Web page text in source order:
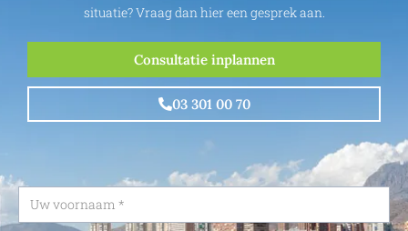
situatie? Vraag dan hier een gesprek aan.
Consultatie inplannen
03 301 00 70